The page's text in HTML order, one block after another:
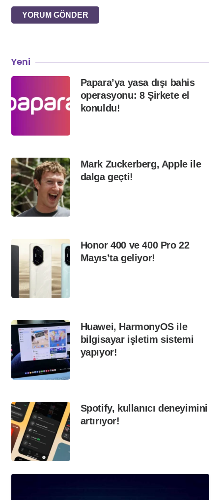
YORUM GÖNDER
Yeni
Papara’ya yasa dışı bahis
operasyonu: 8 Şirkete el
konuldu!
Mark Zuckerberg, Apple ile
dalga geçti!
Honor 400 ve 400 Pro 22
Mayıs’ta geliyor!
Huawei, HarmonyOS ile
bilgisayar işletim sistemi
yapıyor!
Spotify, kullanıcı deneyimini
artırıyor!